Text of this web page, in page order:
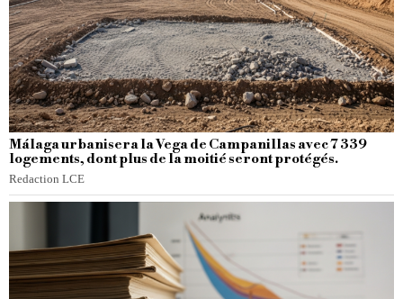
Málaga urbanisera la Vega de Campanillas avec 7 339
logements, dont plus de la moitié seront protégés.
Redaction LCE